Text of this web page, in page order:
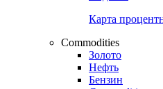
Карта
Commodities
Золото
Нефть
Бензин